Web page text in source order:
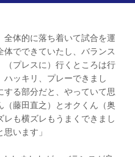
全体的に落ち着いて試合を運
でできていたし、バランス
（プレスに）行くところは行
ッキリ、プレーできまし
る部分だと、やっていて思
藤田直之）とオクくん（奥
も横ズレもうまくできまし
います」